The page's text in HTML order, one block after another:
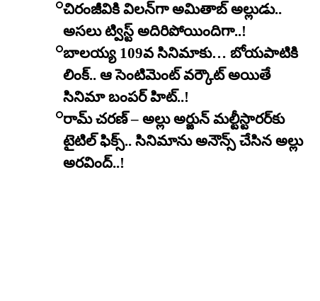
చిరంజీవికి విలన్‌గా అమితాబ్ అల్లుడు..
అసలు ట్విస్ట్ అదిరిపోయిందిగా..!
బాలయ్య 109వ సినిమాకు… బోయపాటికి
లింక్.. ఆ సెంటిమెంట్ వర్కౌట్ అయితే
సినిమా బంపర్ హిట్..!
రామ్ చరణ్ – అల్లు అర్జున్ మల్టీస్టారర్​కు
టైటిల్ ఫిక్స్.. సినిమాను అనౌన్స్ చేసిన అల్లు
అరవింద్..!